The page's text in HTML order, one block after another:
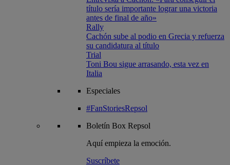
título sería importante lograr una victoria
antes de final de año»
Rally
Cachón sube al podio en Grecia y refuerza
su candidatura al título
Trial
Toni Bou sigue arrasando, esta vez en
Italia
Especiales
#FanStoriesRepsol
Boletín Box Repsol
Aquí empieza la emoción.
Suscríbete